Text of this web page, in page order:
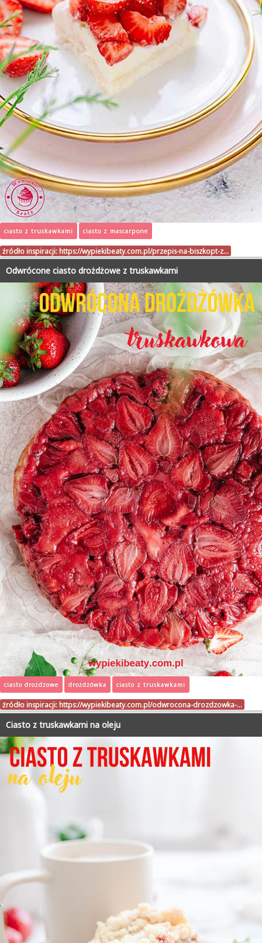
ciasto z truskawkami ciasto z mascarpone
źródło inspiracji: https://wypiekibeaty.com.pl/przepis-na-biszkopt-z…
Odwrócone ciasto drożdżowe z truskawkami
ciasto drożdżowe drożdżówka ciasto z truskawkami
źródło inspiracji: https://wypiekibeaty.com.pl/odwrocona-drozdzowka-…
Ciasto z truskawkami na oleju